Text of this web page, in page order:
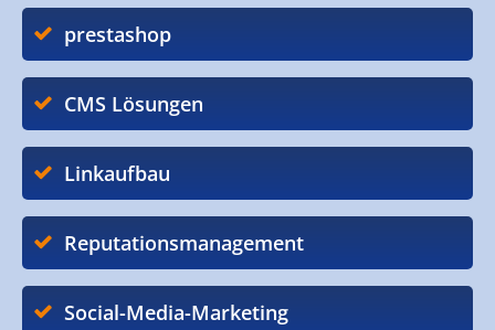
prestashop
CMS Lösungen
Linkaufbau
Reputationsmanagement
Social-Media-Marketing